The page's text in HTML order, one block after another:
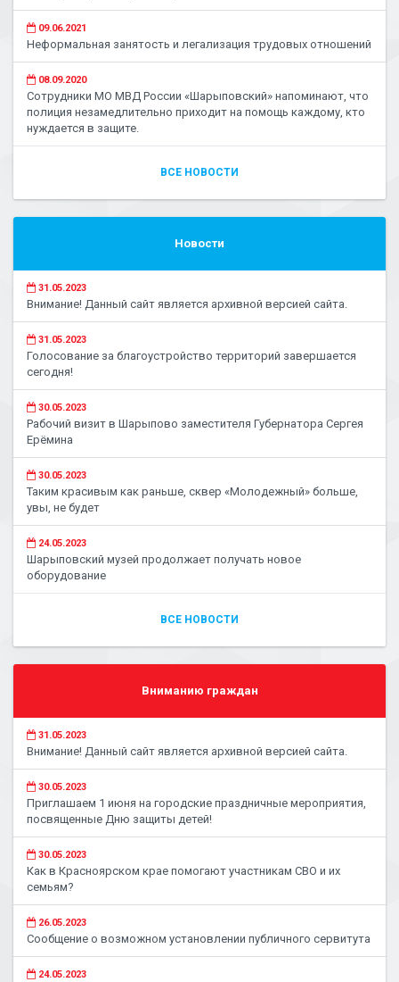
09.06.2021
Неформальная занятость и легализация трудовых отношений
08.09.2020
Сотрудники МО МВД России «Шарыповский» напоминают, что
полиция незамедлительно приходит на помощь каждому, кто
нуждается в защите.
ВСЕ НОВОСТИ
Новости
31.05.2023
Внимание! Данный сайт является архивной версией сайта.
31.05.2023
Голосование за благоустройство территорий завершается
сегодня!
30.05.2023
Рабочий визит в Шарыпово заместителя Губернатора Сергея
Ерёмина
30.05.2023
Таким красивым как раньше, сквер «Молодежный» больше,
увы, не будет
24.05.2023
Шарыповский музей продолжает получать новое
оборудование
ВСЕ НОВОСТИ
Вниманию граждан
31.05.2023
Внимание! Данный сайт является архивной версией сайта.
30.05.2023
Приглашаем 1 июня на городские праздничные мероприятия,
посвященные Дню защиты детей!
30.05.2023
Как в Красноярском крае помогают участникам СВО и их
семьям?
26.05.2023
Сообщение о возможном установлении публичного сервитута
24.05.2023